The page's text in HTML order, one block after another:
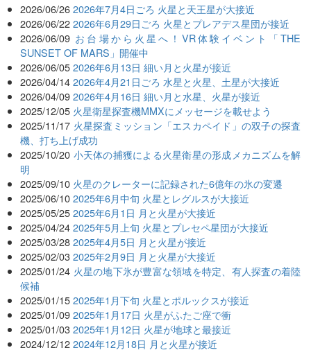
2026/06/26 2026年7月4日ごろ 火星と天王星が大接近
2026/06/22 2026年6月29日ごろ 火星とプレアデス星団が接近
2026/06/09 お台場から火星へ！VR体験イベント「THE
SUNSET OF MARS」開催中
2026/06/05 2026年6月13日 細い月と火星が接近
2026/04/14 2026年4月21日ごろ 水星と火星、土星が大接近
2026/04/09 2026年4月16日 細い月と水星、火星が接近
2025/12/05 火星衛星探査機MMXにメッセージを載せよう
2025/11/17 火星探査ミッション「エスカペイド」の双子の探査
機、打ち上げ成功
2025/10/20 小天体の捕獲による火星衛星の形成メカニズムを解
明
2025/09/10 火星のクレーターに記録された6億年の氷の変遷
2025/06/10 2025年6月中旬 火星とレグルスが大接近
2025/05/25 2025年6月1日 月と火星が大接近
2025/04/24 2025年5月上旬 火星とプレセペ星団が大接近
2025/03/28 2025年4月5日 月と火星が接近
2025/02/03 2025年2月9日 月と火星が大接近
2025/01/24 火星の地下氷が豊富な領域を特定、有人探査の着陸
候補
2025/01/15 2025年1月下旬 火星とポルックスが接近
2025/01/09 2025年1月17日 火星がふたご座で衝
2025/01/03 2025年1月12日 火星が地球と最接近
2024/12/12 2024年12月18日 月と火星が接近